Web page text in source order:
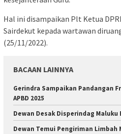
Hal ini disampaikan Plt Ketua
Sairdekut kepada wartawan
(25/11/2022).
BACAAN LAINNYA
Gerindra Sampaikan Pandangan
APBD 2025
Dewan Desak Disperindag Maluku
Dewan Temui Pengiriman Limbah